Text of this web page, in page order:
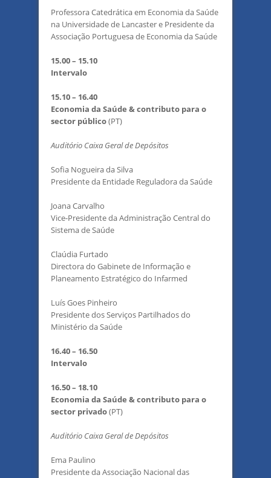
Professora Catedrática em Economia da Saúde
na Universidade de Lancaster e Presidente da
Associação Portuguesa de Economia da Saúde
15.00 – 15.10
Intervalo
15.10 – 16.40
Economia da Saúde & contributo para o
sector público(PT)
Auditório Caixa Geral de Depósitos
Sofia Nogueira da Silva
Presidente da Entidade Reguladora da Saúde
Joana Carvalho
Vice-Presidente da Administração Central do
Sistema de Saúde
Claúdia Furtado
Directora do Gabinete de Informação e
Planeamento Estratégico do Infarmed
Luís Goes Pinheiro
Presidente dos Serviços Partilhados do
Ministério da Saúde
16.40 – 16.50
Intervalo
16.50 – 18.10
Economia da Saúde & contributo para o
sector privado(PT)
Auditório Caixa Geral de Depósitos
Ema Paulino
Presidente da Associação Nacional das